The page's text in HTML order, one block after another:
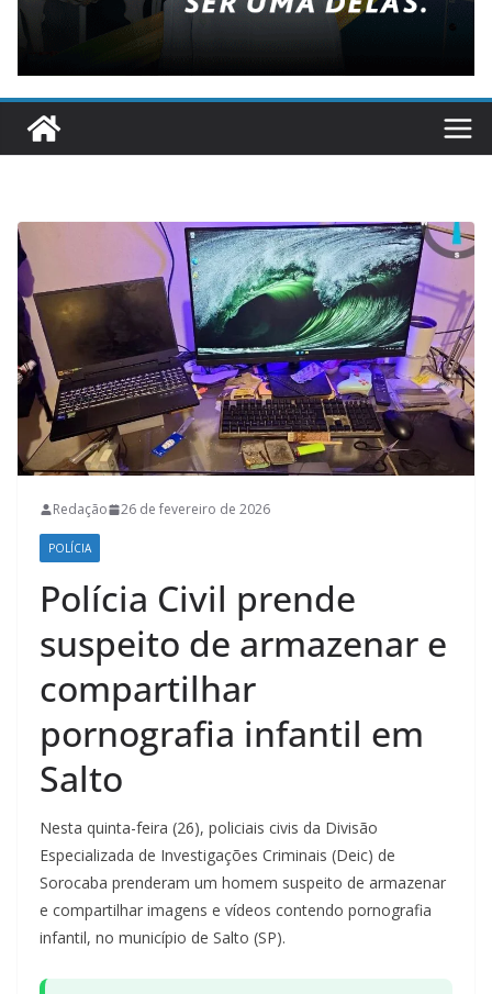
Redação 26 de fevereiro de 2026
POLÍCIA
Polícia Civil prende
suspeito de armazenar e
compartilhar
pornografia infantil em
Salto
Nesta quinta-feira (26), policiais civis da Divisão
Especializada de Investigações Criminais (Deic) de
Sorocaba prenderam um homem suspeito de armazenar
e compartilhar imagens e vídeos contendo pornografia
infantil, no município de Salto (SP).